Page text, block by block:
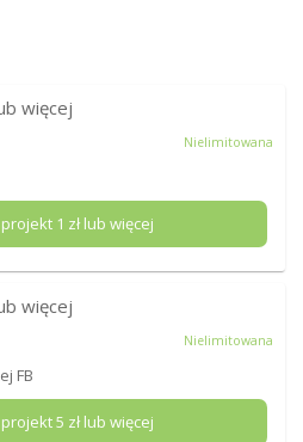
więcej
Nielimitowana
1 zł lub więcej
więcej
Nielimitowana
FB
5 zł lub więcej